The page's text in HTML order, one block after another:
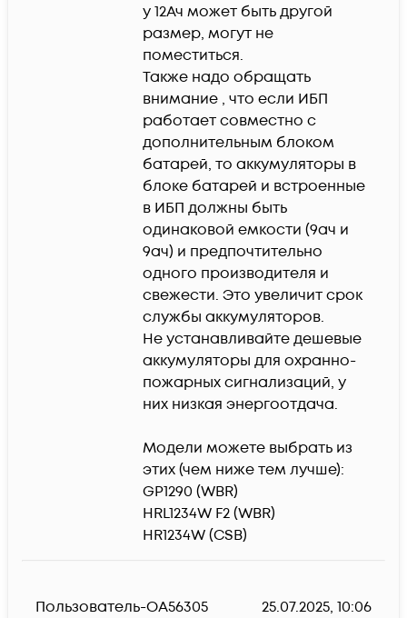
у 12Ач может быть другой
размер, могут не
поместиться.
Также надо обращать
внимание , что если ИБП
работает совместно с
дополнительным блоком
батарей, то аккумуляторы в
блоке батарей и встроенные
в ИБП должны быть
одинаковой емкости (9ач и
9ач) и предпочтительно
одного производителя и
свежести. Это увеличит срок
службы аккумуляторов.
Не устанавливайте дешевые
аккумуляторы для охранно-
пожарных сигнализаций, у
них низкая энергоотдача.
Модели можете выбрать из
этих (чем ниже тем лучше):
GP1290 (WBR)
HRL1234W F2 (WBR)
HR1234W (CSB)
Пользователь-OA56305
25.07.2025, 10:06